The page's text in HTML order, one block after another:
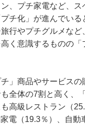
、プチ家電など、
チ化」が進んでいる
行やプチグルメなど
く意識するものの「
」商品やサービスの
全体の7割と高く、
高級レストラン（
家電（19.3％）、自動